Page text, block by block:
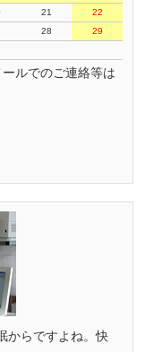
21
22
28
29
ルでのご連絡等は
からですよね。快